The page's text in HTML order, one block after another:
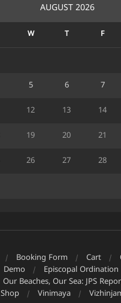
AUGUST 2026
W T F
5 6 7
12 13 14
19 20 21
26 27 28
Booking Form Cart
Demo Episcopal Ordination
Our Beaches, Our Sea: JPS
Shop Vinimaya